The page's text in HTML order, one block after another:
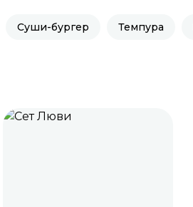
Суши-бургер Темпура